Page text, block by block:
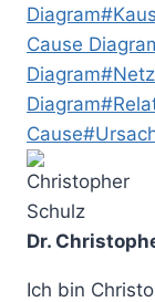
Diagram#
Cause
Diagram#
Diagram#
Cause#
Dr.
Ich bin